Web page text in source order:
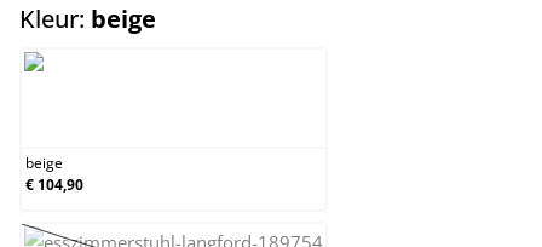
Kleur: beige
beige
€ 104,90